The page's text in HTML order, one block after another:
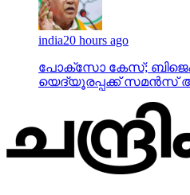
india20 hours ago
പോക്‌സോ കേസ്;
യെദ്യൂരപ്പക്ക് സമന്‍സ്